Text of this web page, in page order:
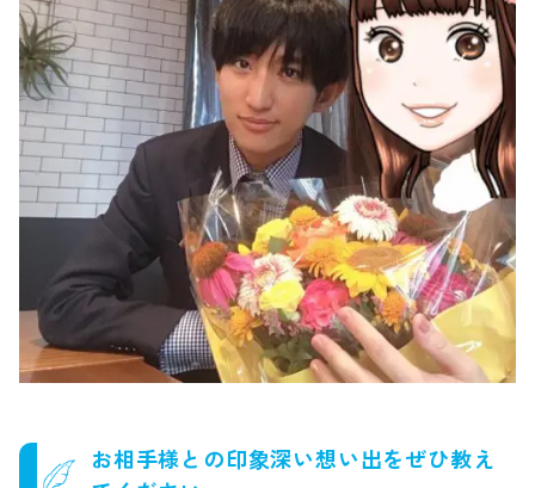
お相手様との印象深い想い出をぜひ教え